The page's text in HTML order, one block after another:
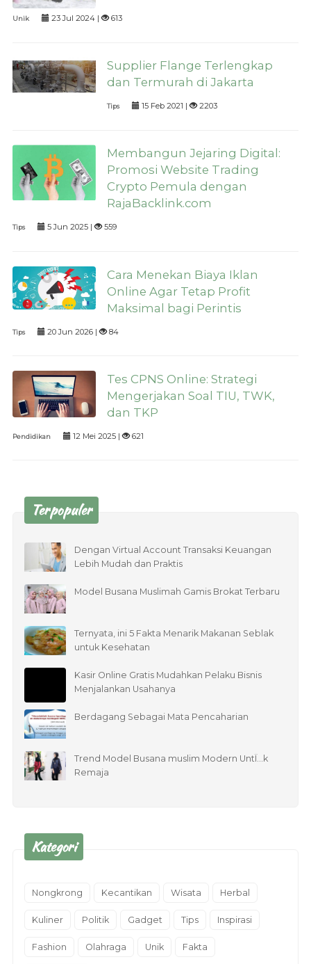
Unik 23 Jul 2024 | 613
Supplier Flange Terlengkap
dan Termurah di Jakarta
Tips 15 Feb 2021 | 2203
Membangun Jejaring Digital:
Promosi Website Trading
Crypto Pemula dengan
RajaBacklink.com
Tips 5 Jun 2025 | 559
Cara Menekan Biaya Iklan
Online Agar Tetap Profit
Maksimal bagi Perintis
Tips 20 Jun 2026 | 84
Tes CPNS Online: Strategi
Mengerjakan Soal TIU, TWK,
dan TKP
Pendidikan 12 Mei 2025 | 621
Terpopuler
Dengan Virtual Account Transaksi Keuangan
Lebih Mudah dan Praktis
Model Busana Muslimah Gamis Brokat Terbaru
Ternyata, ini 5 Fakta Menarik Makanan Seblak
untuk Kesehatan
Kasir Online Gratis Mudahkan Pelaku Bisnis
Menjalankan Usahanya
Berdagang Sebagai Mata Pencaharian
Trend Model Busana muslim Modern UntÏ…k
Remaja
Kategori
Nongkrong Kecantikan Wisata Herbal
Kuliner Politik Gadget Tips Inspirasi
Fashion Olahraga Unik Fakta